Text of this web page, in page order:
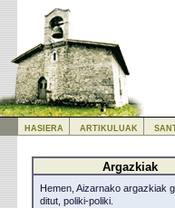
Argazkiak
Hemen, Aizarnako argazkiak
ditut, poliki-poliki.
hasiera artikuluak